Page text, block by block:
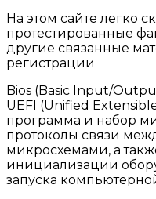
На этом сайте легко
протестированные
другие связанные
регистрации
Bios (Basic Input/
UEFI (Unified
программа и набор
протоколы связи
микросхемами, а
инициализации
запуска